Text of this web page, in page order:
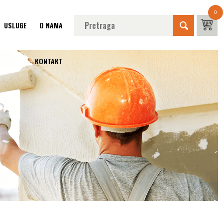
USLUGE O NAMA
KONTAKT
0